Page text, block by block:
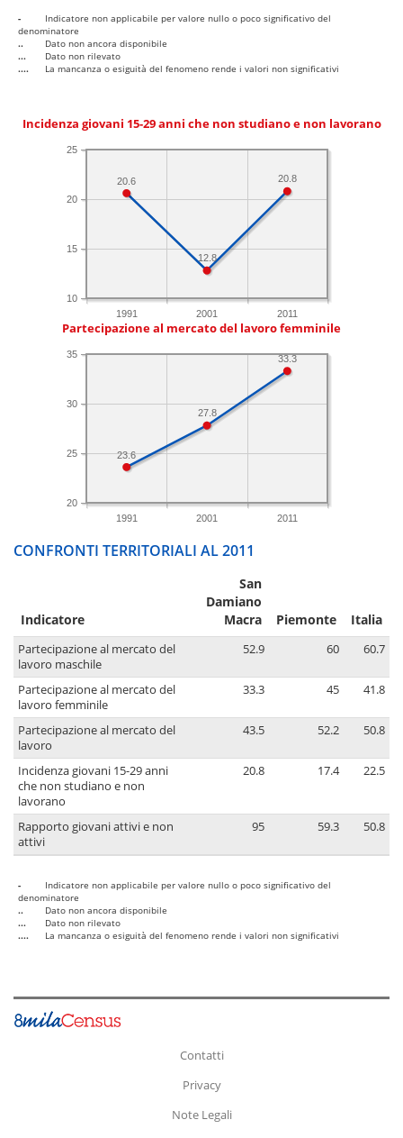
-
Indicatore non applicabile per valore nullo o poco significativo del
denominatore
..
Dato non ancora disponibile
...
Dato non rilevato
....
La mancanza o esiguità del fenomeno rende i valori non significativi
Incidenza giovani 15-29 anni che non studiano e non lavorano
1991 2001 2011
10
15
20
25
20.8
12.8
20.6
Partecipazione al mercato del lavoro femminile
1991 2001 2011
20
25
30
35 33.3
27.8
23.6
CONFRONTI TERRITORIALI AL 2011
Indicatore
San
Damiano
Macra
Piemonte Italia
Partecipazione al mercato del
lavoro maschile
52.9 60 60.7
Partecipazione al mercato del
lavoro femminile
33.3 45 41.8
Partecipazione al mercato del
lavoro
43.5 52.2 50.8
Incidenza giovani 15-29 anni
che non studiano e non
lavorano
20.8 17.4 22.5
Rapporto giovani attivi e non
attivi
95 59.3 50.8
-
Indicatore non applicabile per valore nullo o poco significativo del
denominatore
..
Dato non ancora disponibile
...
Dato non rilevato
....
La mancanza o esiguità del fenomeno rende i valori non significativi
Contatti
Privacy
Note Legali